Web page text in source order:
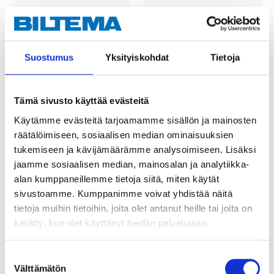
Suostumus Yksityiskohdat Tietoja
Tämä sivusto käyttää evästeitä
Käytämme evästeitä tarjoamamme sisällön ja mainosten
räätälöimiseen, sosiaalisen median ominaisuuksien
tukemiseen ja kävijämäärämme analysoimiseen. Lisäksi
jaamme sosiaalisen median, mainosalan ja analytiikka-
alan kumppaneillemme tietoja siitä, miten käytät
sivustoamme. Kumppanimme voivat yhdistää näitä
tietoja muihin tietoihin, joita olet antanut heille tai joita on
kerätty, kun olet käyttänyt heidän palvelujaan.
valinta
Välttämätön
995
Chain, galvanized, 6
mm x 2 m
In stock in25store
Not sold online
1295
Chain, stainless, 4 mm
x 2 m
Not sold online